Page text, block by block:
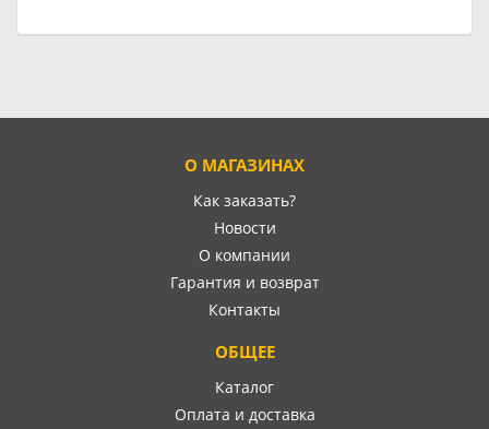
О МАГАЗИНАХ
Как заказать?
Новости
О компании
Гарантия и возврат
Контакты
ОБЩЕЕ
Каталог
Оплата и доставка